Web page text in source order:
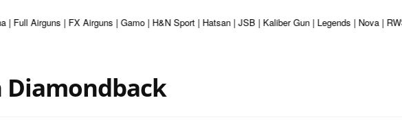
Airguns | FX Airguns | Gamo | H&N Sport | Hatsan | JSB | Kaliber Gun | Legends | Nova |
Diamondback